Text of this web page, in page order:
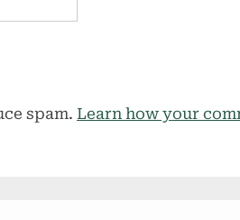
spam. Learn how your